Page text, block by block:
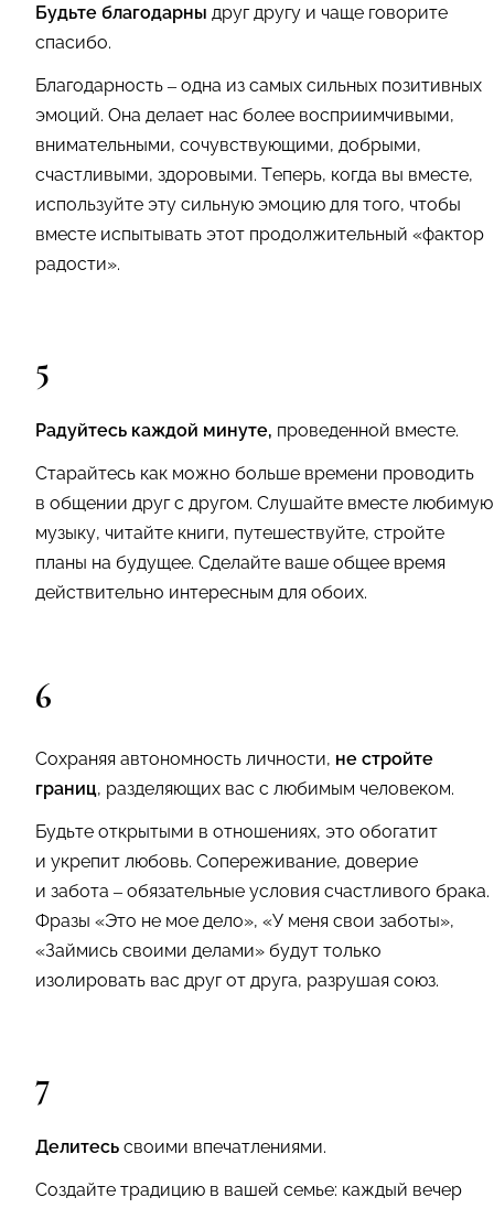
Будьте благодарны друг другу и чаще говорите
спасибо.
Благодарность – одна из самых сильных позитивных
эмоций. Она делает нас более восприимчивыми,
внимательными, сочувствующими, добрыми,
счастливыми, здоровыми. Теперь, когда вы вместе,
используйте эту сильную эмоцию для того, чтобы
вместе испытывать этот продолжительный «фактор
радости».
5
Радуйтесь каждой минуте, проведенной вместе.
Старайтесь как можно больше времени проводить
в общении друг с другом. Слушайте вместе любимую
музыку, читайте книги, путешествуйте, стройте
планы на будущее. Сделайте ваше общее время
действительно интересным для обоих.
6
Сохраняя автономность личности, не стройте
границ, разделяющих вас с любимым человеком.
Будьте открытыми в отношениях, это обогатит
и укрепит любовь. Сопереживание, доверие
и забота – обязательные условия счастливого брака.
Фразы «Это не мое дело», «У меня свои заботы»,
«Займись своими делами» будут только
изолировать вас друг от друга, разрушая союз.
7
Делитесь своими впечатлениями.
Создайте традицию в вашей семье: каждый вечер